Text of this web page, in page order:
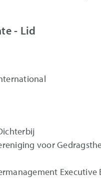
- Lid
voor
Executive